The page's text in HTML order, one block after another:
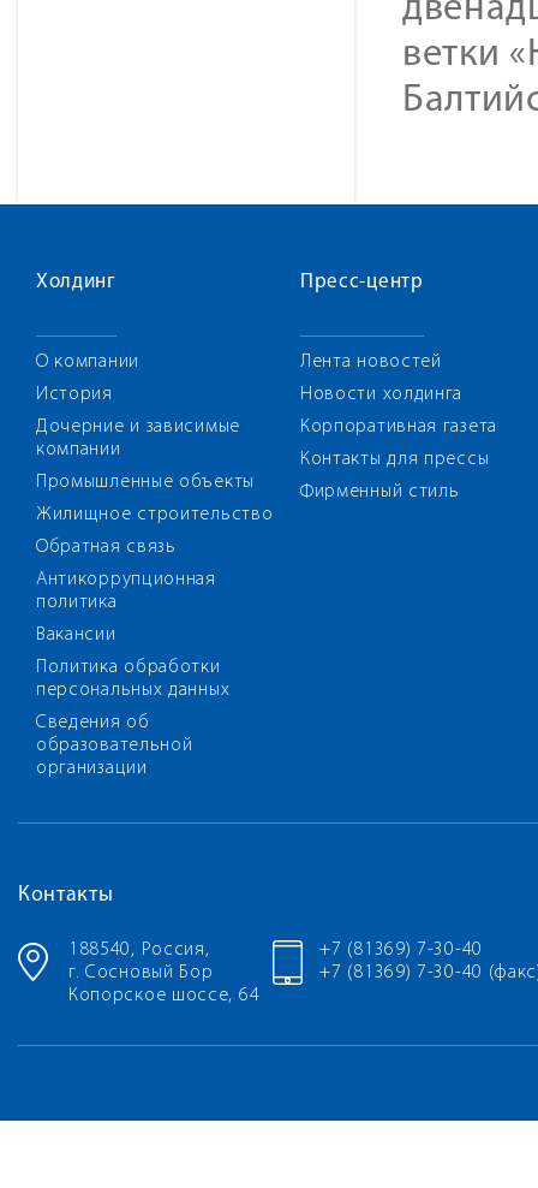
ветки
Холдинг
О компании
История
Дочерние и зависимые
компании
Промышленные объекты
Жилищное строительство
Обратная связь
Антикоррупционная
политика
Вакансии
Политика обработки
персональных данных
Сведения об
образовательной
организации
Пресс-центр
Лента новостей
Новости холдинга
Корпоративная газета
Контакты для прессы
Фирменный стиль
Контакты
188540, Россия,
г. Сосновый Бор
Копорское шоссе, 64
+7 (81369) 7-30-40
+7 (81369) 7-30-40